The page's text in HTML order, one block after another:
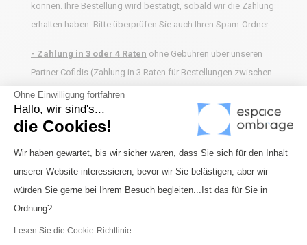
Ohne Einwilligung fortfahren
Hallo, wir sind's...
die Cookies!
Einwilligungsmanagementplattform:
Wir haben gewartet, bis wir sicher waren, dass Sie sich für den Inhalt
unserer Website interessieren, bevor wir Sie belästigen, aber wir
würden Sie gerne bei Ihrem Besuch begleiten...Ist das für Sie in
Ordnung?
Lesen Sie die Cookie-Richtlinie
Axeptio consent
können. Ihre Bestellung wird bestätigt, sobald wir die Zahlung
erhalten haben. Bitte überprüfen Sie auch Ihren Spam-Ordner.
- Zahlung in 3 oder 4 Raten ohne Gebühren über unseren
Partner Cofidis (Zahlung in 3 Raten für Bestellungen zwischen
400 und 1.500 €, Zahlung in 4 Raten für Bestellungen ab 1.500
€).